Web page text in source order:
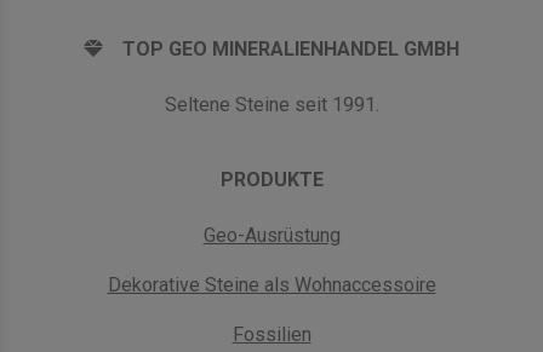
TOP GEO MINERALIENHANDEL GMBH
Seltene Steine seit 1991.
PRODUKTE
Geo-Ausrüstung
Dekorative Steine als Wohnaccessoire
Fossilien